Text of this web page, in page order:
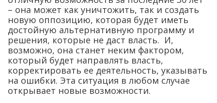
– она может как уничтожить, так и создать
новую оппозицию, которая будет иметь
достойную альтернативную программу и
решения, которые не даст власть. И,
возможно, она станет неким фактором,
который будет направлять власть,
корректировать ее деятельность, указывать
на ошибки. Эта ситуация в любом случае
открывает новые возможности.